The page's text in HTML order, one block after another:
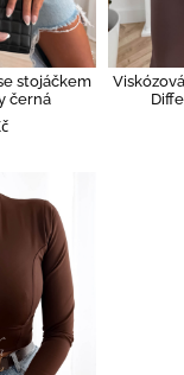
stojáčkem
černá